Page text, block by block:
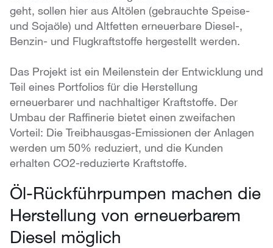
geht, sollen hier aus Altölen (gebrauchte Speise-
und Sojaöle) und Altfetten erneuerbare Diesel-,
Benzin- und Flugkraftstoffe hergestellt werden.
Das Projekt ist ein Meilenstein der Entwicklung und
Teil eines Portfolios für die Herstellung
erneuerbarer und nachhaltiger Kraftstoffe. Der
Umbau der Raffinerie bietet einen zweifachen
Vorteil: Die Treibhausgas-Emissionen der Anlagen
werden um 50% reduziert, und die Kunden
erhalten CO2-reduzierte Kraftstoffe.
Öl-Rückführpumpen machen die
Herstellung von erneuerbarem
Diesel möglich